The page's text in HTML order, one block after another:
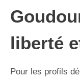
liberté
Pour les profils